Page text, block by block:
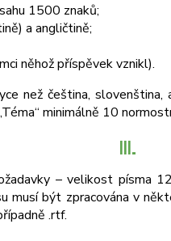
1500 znaků;
a angličtině;
něhož příspěvek vznikl).
než čeština,
minimálně 10
III.
– velikost písma
musí být zpracována v
.rtf.